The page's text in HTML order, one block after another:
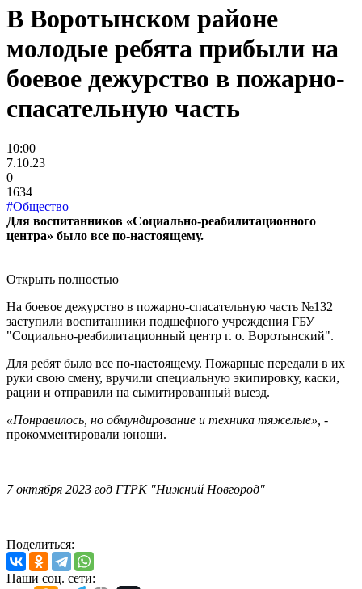
В Воротынском районе
молодые ребята прибыли на
боевое дежурство в пожарно-
спасательную часть
10:00
7.10.23
0
1634
#Общество
Для воспитанников «Социально-реабилитационного
центра» было все по-настоящему.
Открыть полностью
На боевое дежурство в пожарно-спасательную часть №132
заступили воспитанники подшефного учреждения ГБУ
"Социально-реабилитационный центр г. о. Воротынский".
Для ребят было все по-настоящему. Пожарные передали в их
руки свою смену, вручили специальную экипировку, каски,
рации и отправили на сымитированный выезд.
«Понравилось, но обмундирование и техника тяжелые», -
прокомментировали юноши.
7 октября 2023 год ГТРК "Нижний Новгород"
Поделиться:
Наши соц. сети: